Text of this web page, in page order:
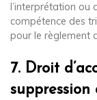
l’interprétation ou
compétence des
pour le règlement
7. Droit
suppression